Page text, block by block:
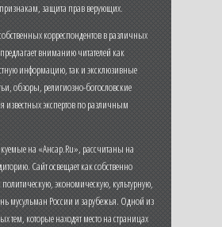
защита прав верующих.
корреспондентов в различных
вниманию читателей как
информацию, так и эксклюзивные
обзоры, религиозно-богословские
экспертов по различным
на «Ансар.Ru», рассчитаны на
Сайт освещает как собственно
политическую, экономическую, культурную,
мусульман России и зарубежья. Одной из
тем, которые находят место на страницах